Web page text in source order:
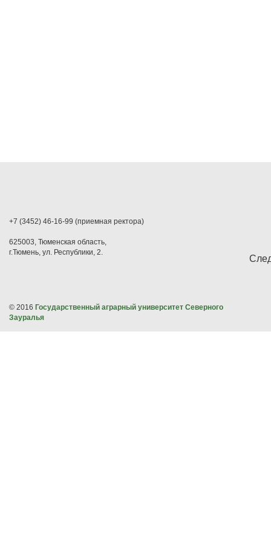
+7 (3452) 46-16-99 (приемная ректора)
625003, Тюменская область,
г.Тюмень, ул. Республики, 2.
© 2016 Государственный аграрный университет Северного
Зауралья